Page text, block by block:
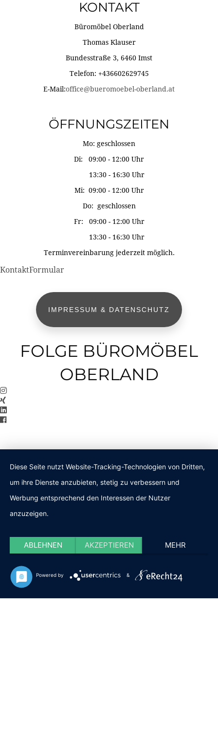
KONTAKT
Büromöbel Oberland
Thomas Klauser
Bundesstraße 3, 6460 Imst
Telefon: +436602629745
E-Mail:office@bueromoebel-oberland.at
ÖFFNUNGSZEITEN
Mo: geschlossen
Di: 09:00 - 12:00 Uhr
13:30 - 16:30 Uhr
Mi: 09:00 - 12:00 Uhr
Do: geschlossen
Fr: 09:00 - 12:00 Uhr
13:30 - 16:30 Uhr
Terminvereinbarung jederzeit möglich.
KontaktFormular
IMPRESSUM & DATENSCHUTZ
FOLGE BÜROMÖBEL
OBERLAND
Diese Seite nutzt Website-Tracking-Technologien von Dritten,
um ihre Dienste anzubieten, stetig zu verbessern und
Werbung entsprechend den Interessen der Nutzer
anzuzeigen.
ABLEHNEN AKZEPTIEREN MEHR
Powered by &